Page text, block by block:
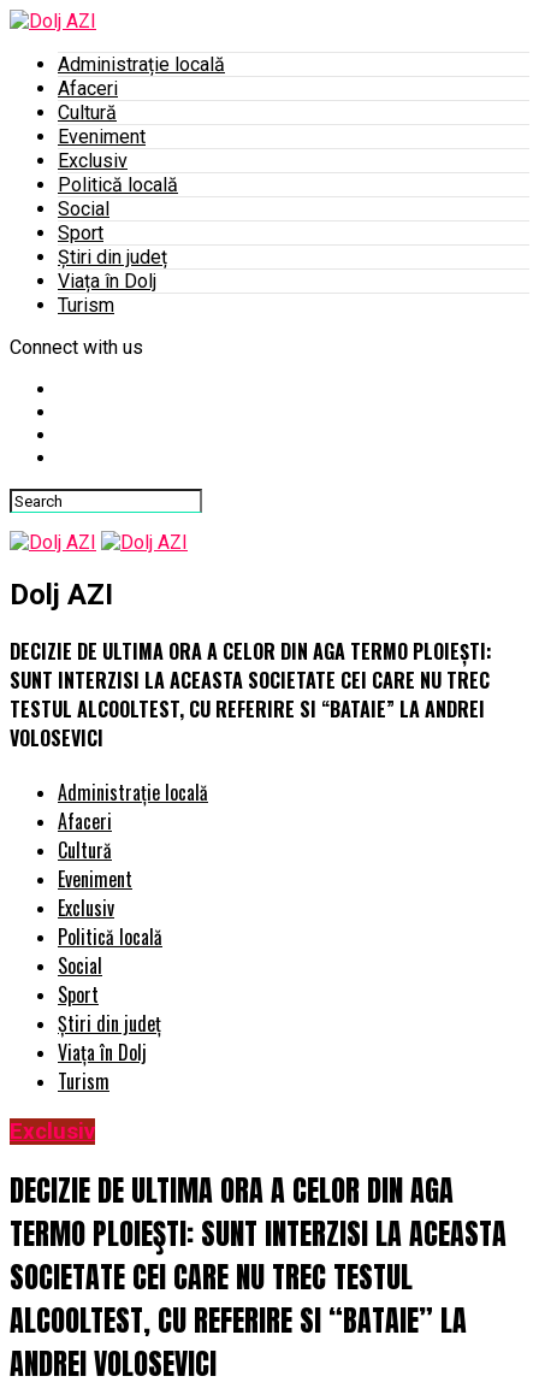
Administrație locală
Afaceri
Cultură
Eveniment
Exclusiv
Politică locală
Social
Sport
Știri din județ
Viața în Dolj
Turism
Connect with us
Dolj AZI
DECIZIE DE ULTIMA ORA A CELOR DIN AGA TERMO PLOIEŞTI:
SUNT INTERZISI LA ACEASTA SOCIETATE CEI CARE NU TREC
TESTUL ALCOOLTEST, CU REFERIRE SI “BATAIE” LA ANDREI
VOLOSEVICI
Administrație locală
Afaceri
Cultură
Eveniment
Exclusiv
Politică locală
Social
Sport
Știri din județ
Viața în Dolj
Turism
Exclusiv
DECIZIE DE ULTIMA ORA A CELOR DIN AGA
TERMO PLOIEŞTI: SUNT INTERZISI LA ACEASTA
SOCIETATE CEI CARE NU TREC TESTUL
ALCOOLTEST, CU REFERIRE SI “BATAIE” LA
ANDREI VOLOSEVICI